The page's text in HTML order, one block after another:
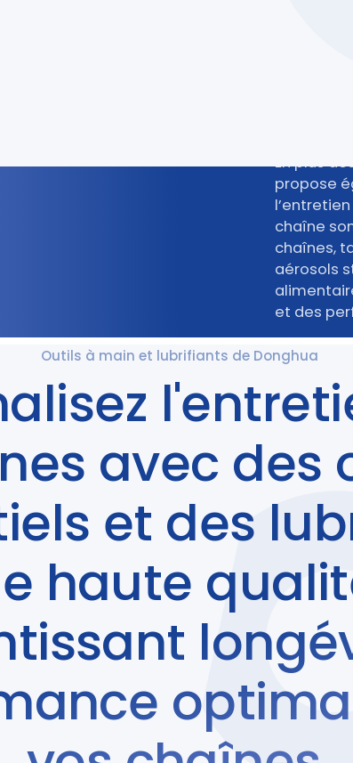
En plus
propose
chaîne
chaînes,
aérosols
et des
Outils à main et lubrifiants de Donghua
avec des
et des
haute